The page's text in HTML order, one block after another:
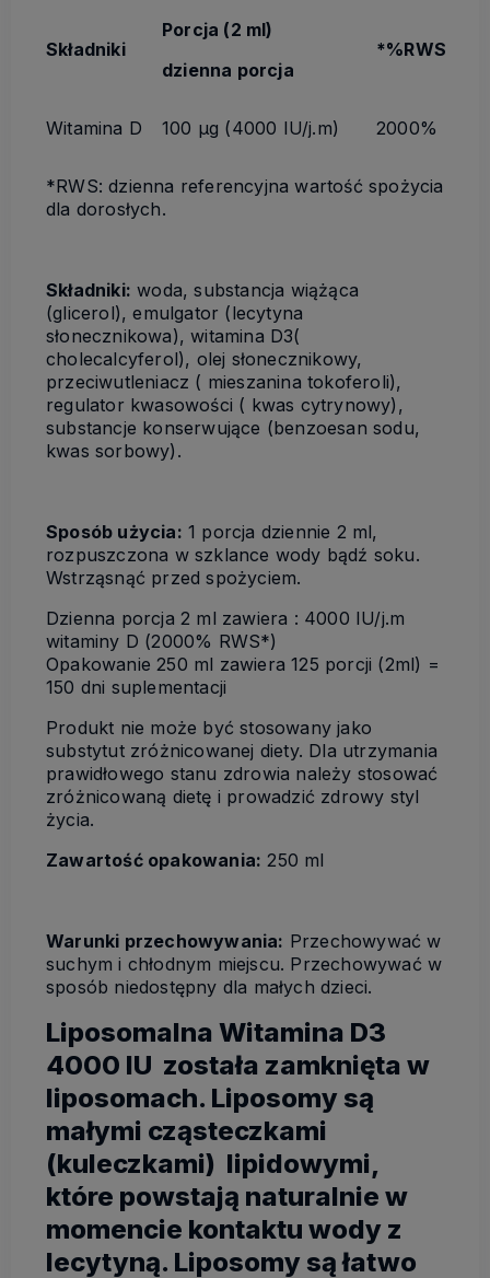
Składniki
Porcja (2 ml)
dzienna porcja
*%RWS
Witamina D 100 µg (4000 IU/j.m) 2000%
*RWS: dzienna referencyjna wartość spożycia
dla dorosłych.
Składniki: woda, substancja wiążąca
(glicerol), emulgator (lecytyna
słonecznikowa), witamina D3(
cholecalcyferol), olej słonecznikowy,
przeciwutleniacz ( mieszanina tokoferoli),
regulator kwasowości ( kwas cytrynowy),
substancje konserwujące (benzoesan sodu,
kwas sorbowy).
Sposób użycia: 1 porcja dziennie 2 ml,
rozpuszczona w szklance wody bądź soku.
Wstrząsnąć przed spożyciem.
Dzienna porcja 2 ml zawiera : 4000 IU/j.m
witaminy D (2000% RWS*)
Opakowanie 250 ml zawiera 125 porcji (2ml) =
150 dni suplementacji
Produkt nie może być stosowany jako
substytut zróżnicowanej diety. Dla utrzymania
prawidłowego stanu zdrowia należy stosować
zróżnicowaną dietę i prowadzić zdrowy styl
życia.
Zawartość opakowania: 250 ml
Warunki przechowywania: Przechowywać w
suchym i chłodnym miejscu. Przechowywać w
sposób niedostępny dla małych dzieci.
Liposomalna Witamina D3
4000 IU została zamknięta w
liposomach. Liposomy są
małymi cząsteczkami
(kuleczkami) lipidowymi,
które powstają naturalnie w
momencie kontaktu wody z
lecytyną. Liposomy są łatwo